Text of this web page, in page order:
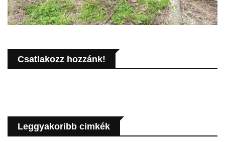
Csatlakozz hozzánk!
Leggyakoribb cimkék